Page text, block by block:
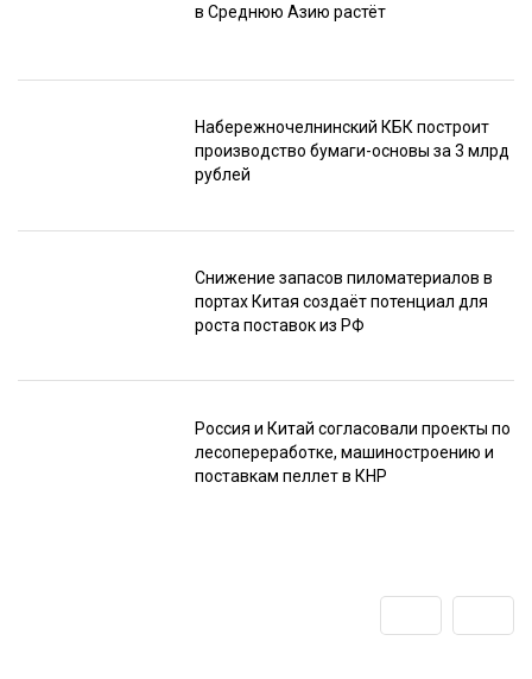
в Среднюю Азию растёт
Набережночелнинский КБК построит
производство бумаги-основы за 3 млрд
рублей
Снижение запасов пиломатериалов в
портах Китая создаёт потенциал для
роста поставок из РФ
Россия и Китай согласовали проекты по
лесопереработке, машиностроению и
поставкам пеллет в КНР